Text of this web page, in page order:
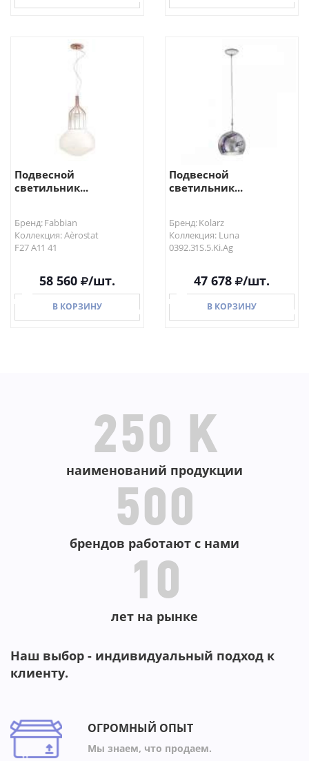
В КОРЗИНУ
Подвесной
светильник...
Бренд: Fabbian
Коллекция: Aèrostat
F27 A11 41
58 560 /шт.
В КОРЗИНУ
Подвесной
светильник...
Бренд: Kolarz
Коллекция: Luna
0392.31S.5.Ki.Ag
47 678 /шт.
В КОРЗИНУ
250 K
наименований продукции
500
брендов работают с нами
10
лет на рынке
Наш выбор - индивидуальный подход к
клиенту.
ОГРОМНЫЙ ОПЫТ
Мы знаем, что продаем.